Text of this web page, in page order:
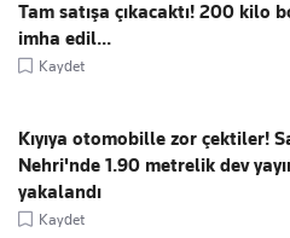
Tam satışa çıkacaktı! 200 kilo
imha edil...
Kaydet
Kıyıya otomobille zor çektiler!
Nehri'nde 1.90 metrelik dev
yakalandı
Kaydet